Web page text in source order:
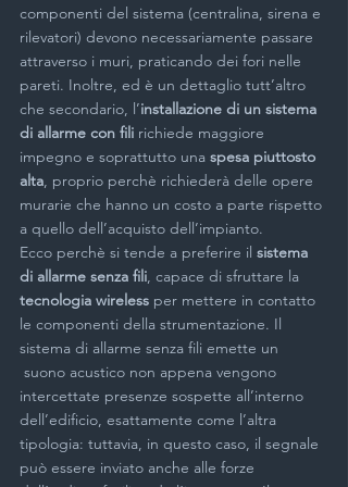
componenti del sistema (centralina, sirena e
rilevatori) devono necessariamente passare
attraverso i muri, praticando dei fori nelle
pareti. Inoltre, ed è un dettaglio tutt’altro
che secondario, l’installazione di un sistema
di allarme con fili richiede maggiore
impegno e soprattutto una spesa piuttosto
alta, proprio perchè richiederà delle opere
murarie che hanno un costo a parte rispetto
a quello dell’acquisto dell’impianto.
Ecco perchè si tende a preferire il sistema
di allarme senza fili, capace di sfruttare la
tecnologia wireless per mettere in contatto
le componenti della strumentazione. Il
sistema di allarme senza fili emette un
suono acustico non appena vengono
intercettate presenze sospette all’interno
dell’edificio, esattamente come l’altra
tipologia: tuttavia, in questo caso, il segnale
può essere inviato anche alle forze